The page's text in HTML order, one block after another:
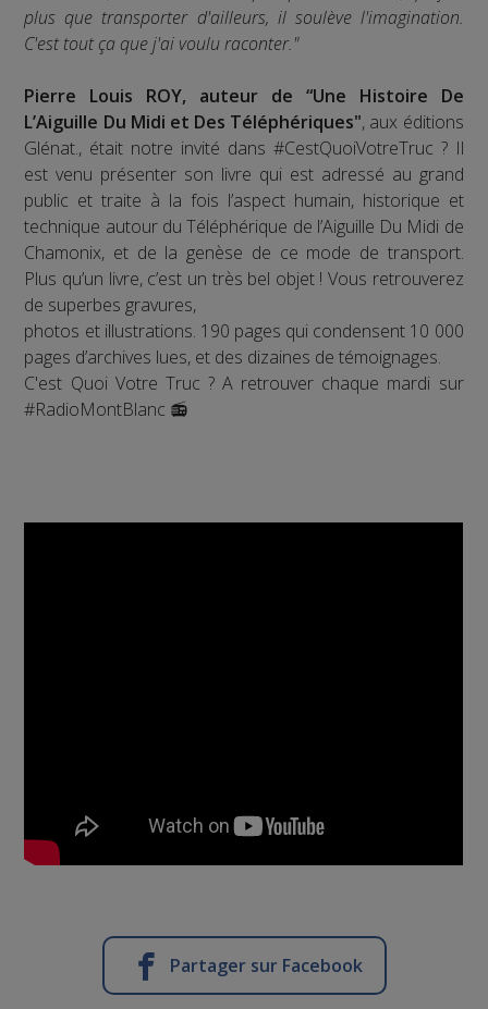
plus que transporter d'ailleurs, il soulève l'imagination.
C'est tout ça que j'ai voulu raconter."
Pierre Louis ROY, auteur de “Une Histoire De
L’Aiguille Du Midi et Des Téléphériques", aux éditions
Glénat., était notre invité dans #CestQuoiVotreTruc ? Il
est venu présenter son livre qui est adressé au grand
public et traite à la fois l’aspect humain, historique et
technique autour du Téléphérique de l’Aiguille Du Midi de
Chamonix, et de la genèse de ce mode de transport.
Plus qu’un livre, c’est un très bel objet ! Vous retrouverez
de superbes gravures,
photos et illustrations. 190 pages qui condensent 10 000
pages d’archives lues, et des dizaines de témoignages.
C'est Quoi Votre Truc ? A retrouver chaque mardi sur
#RadioMontBlanc 📻
Partager sur Facebook